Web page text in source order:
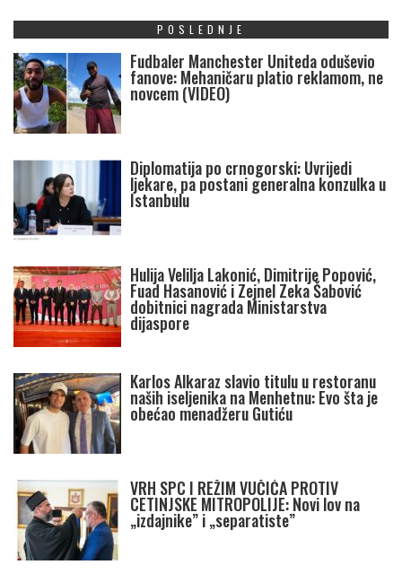
POSLEDNJE
Fudbaler Manchester Uniteda oduševio
fanove: Mehaničaru platio reklamom, ne
novcem (VIDEO)
Diplomatija po crnogorski: Uvrijedi
ljekare, pa postani generalna konzulka u
Istanbulu
Hulija Velilja Lakonić, Dimitrije Popović,
Fuad Hasanović i Zejnel Zeka Šabović
dobitnici nagrada Ministarstva
dijaspore
Karlos Alkaraz slavio titulu u restoranu
naših iseljenika na Menhetnu: Evo šta je
obećao menadžeru Gutiću
VRH SPC I REŽIM VUČIĆA PROTIV
CETINJSKE MITROPOLIJE: Novi lov na
„izdajnike” i „separatiste”